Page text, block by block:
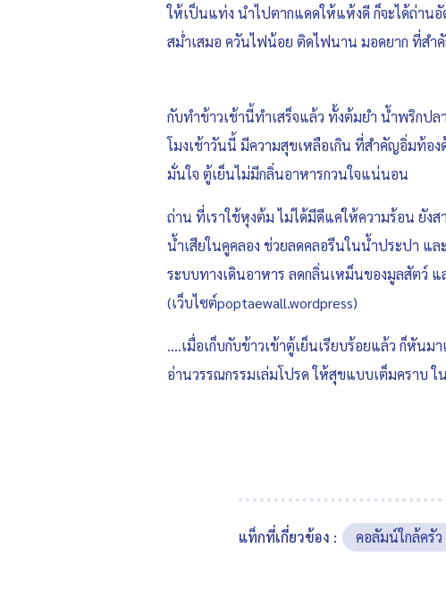
ให้เป็นแท่ง นำไปตากแดดให้แห้งดี ก็จะได้ถ่าน
สม่ำเสมอ ควันไฟน้อย ติดไฟนาน มอดยาก ที่ส
กับทำข้าวเช้านี้ทำเสร็จแล้ว ทั้งต้มยำ น้ำพริกป
โมงเช้าวันนี้ มีความสุขเหลือเกิน ที่สำคัญอิ่มท้อ
มั่นใจ ตู้เย็นไม่มีกลิ่นอาหารกวนใจแน่นอน
ถ่าน ที่เราใช้หุงต้ม ไม่ได้มีดีแค่ให้ความร้อน ยัง
น้ำเสียในคูคลอง ช่วยลดคลอรีนในน้ำประปา แ
ระบบทางเดินอาหาร ลดกลิ่นเหม็นของมูลสัตว์
(เว็บไซต์poptaewall.wordpress)
….เมื่อเก็บกับข้าวเข้าตู้เย็นเรียบร้อยแล้ว ก็หันม
อ่านวรรณกรรมเล่มโปรด ให้สุขแบบเต็มคราบ
แท็กที่เกี่ยวข้อง : คอลัมน์ใกล้ครัว